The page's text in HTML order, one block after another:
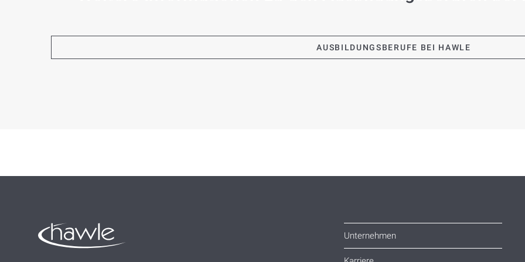
AUSBILDUNGSBERUFE BEI HAWLE
Unternehmen